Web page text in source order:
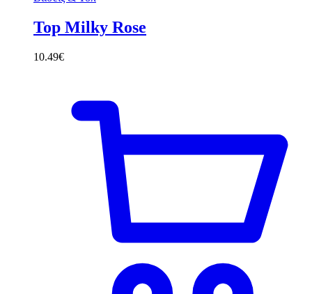
Top Milky Rose
10.49€